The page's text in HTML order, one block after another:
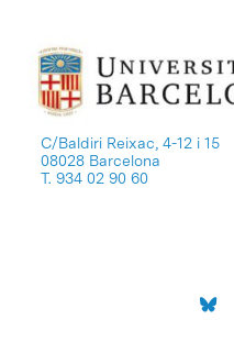
C/Baldiri Reixac, 4-12 i 15
08028 Barcelona
T. 934 02 90 60